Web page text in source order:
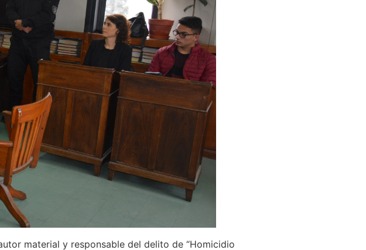
material y responsable del delito de “Homicidio